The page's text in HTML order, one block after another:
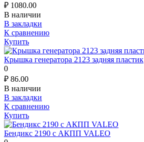
₽ 1080.00
В наличии
В закладки
К сравнению
Купить
Крышка генератора 2123 задняя пластик
0
₽ 86.00
В наличии
В закладки
К сравнению
Купить
Бендикс 2190 с АКПП VALEO